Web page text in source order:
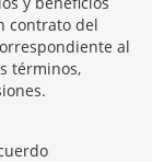
contrato del
al
términos,